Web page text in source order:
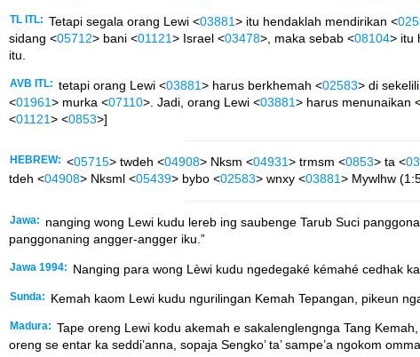
TL ITL: Tetapi segala orang Lewi <03881> itu hendaklah mendirikan <
sidang <05712> bani <01121> Israel <03478>, maka sebab <08104> itu
itu.
AVB ITL: tetapi orang Lewi <03881> harus berkhemah <02583> di
<01961> murka <07110>. Jadi, orang Lewi <03881> harus menunaikan
<01121> <0853>]
HEBREW: <05715> twdeh <04908> Nksm <04931> trmsm <0853> ta <
tdeh <04908> Nksml <05439> bybo <02583> wnxy <03881> Mywlhw
Jawa:
nanging wong Lewi kudu lereb ing saubenge Tarub Suci
panggonaning angger-angger iku.”
Jawa 1994: Nanging para wong Lèwi kudu ngedegaké kémahé cedhak
Sunda: Kemah kaom Lewi kudu ngurilingan Kemah Tepangan, pikeun
Madura: Tape oreng Lewi kodu akemah e sakalenglengnga Tang
oreng se entar ka seddi’anna, sopaja Sengko’ ta’ sampe’a ngokom